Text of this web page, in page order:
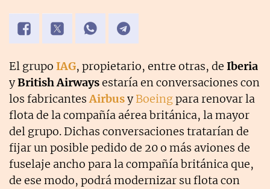
El grupo IAG, propietario, entre otras, de Iberia
yBritish Airwaysestaría en conversaciones con
los fabricantesAirbusyBoeingpara renovar la
flota de la compañía aérea británica, la mayor
del grupo. Dichas conversaciones tratarían de
fijar un posible pedido de 20 o más aviones de
fuselaje ancho para la compañía británica que,
de ese modo, podrá modernizar su flota con